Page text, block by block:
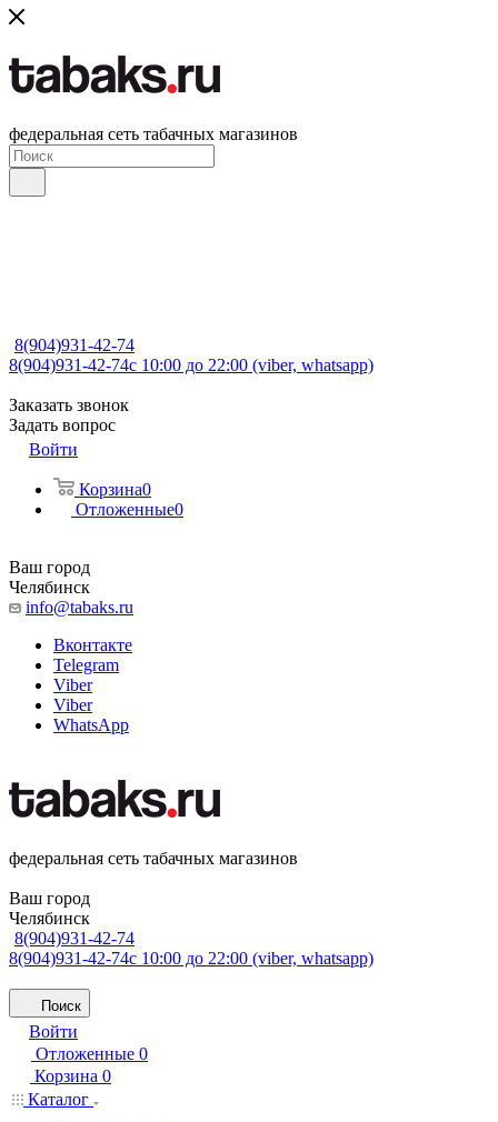
федеральная сеть табачных магазинов
8(904)931-42-74
8(904)931-42-74с 10:00 до 22:00 (viber, whatsapp)
Заказать звонок
Задать вопрос
Войти
Корзина0
Отложенные0
Ваш город
Челябинск
info@tabaks.ru
Вконтакте
Telegram
Viber
Viber
WhatsApp
федеральная сеть табачных магазинов
Ваш город
Челябинск
8(904)931-42-74
8(904)931-42-74с 10:00 до 22:00 (viber, whatsapp)
Поиск
Войти
Отложенные 0
Корзина 0
Каталог